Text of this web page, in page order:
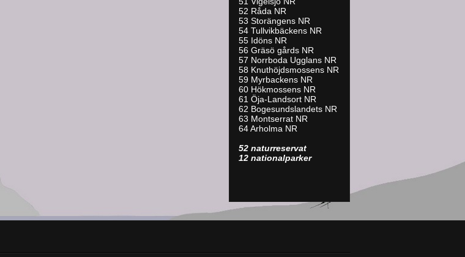
52 Råda NR
53 Storängens NR
54 Tullvikbäckens NR
55 Idöns NR
56 Gräsö gårds NR
57 Norrboda Ugglans NR
58 Knuthöjdsmossens NR
59 Myrbackens NR
60 Hökmossens NR
61 Öja-Landsort NR
62 Bogesundslandets NR
63 Montserrat NR
64 Arholma NR
52 naturreservat
12 nationalparker